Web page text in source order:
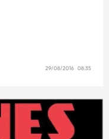
29/08/2016 08:35